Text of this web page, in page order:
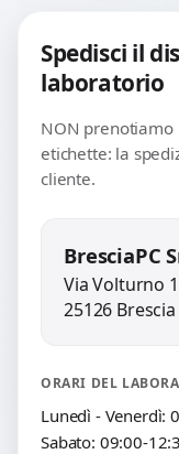
Spedisci il
laboratorio
NON
etichette: la
cliente.
BresciaPC
Via Volturno
25126 Brescia
ORARI DEL
Lunedì - Venerdì:
Sabato: 09:00-